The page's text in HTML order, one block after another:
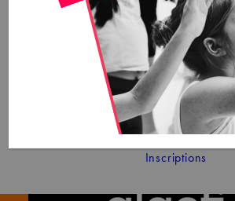
Stages
Nos stages à Bruxelles
Nos stages à Waterloo
Cours d’été – Adultes –
Actualité
News
Blog
Calendrier
Inscriptions